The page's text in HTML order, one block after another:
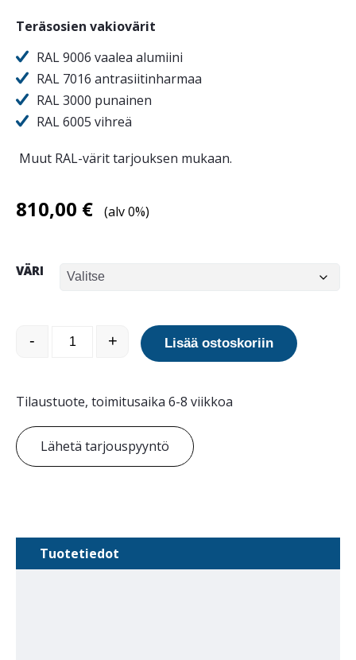
Teräsosien vakiovärit
RAL 9006 vaalea alumiini
RAL 7016 antrasiitinharmaa
RAL 3000 punainen
RAL 6005 vihreä
Muut RAL-värit tarjouksen mukaan.
810,00 € (alv 0%)
VÄRI
Ateena istuin määrä
- + Lisää ostoskoriin
Tilaustuote, toimitusaika 6-8 viikkoa
Lähetä tarjouspyyntö
Tuotetiedot